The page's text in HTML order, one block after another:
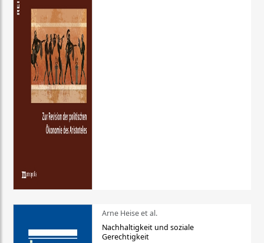
Arne Heise et al.
Nachhaltigkeit und soziale
Gerechtigkeit